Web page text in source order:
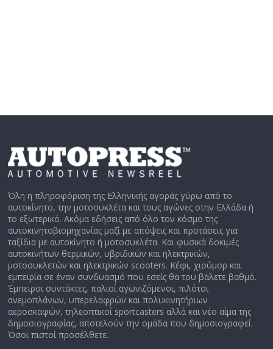
Όλη η πληροφόριση της Ελληνικής αγοράς γύρω από το
αυτοκίνητο, την μοτοσυκλέτα και τους αγώνες στην Ελλάδα ή
το εξωτερικό. Ακόμα εδήσεις από όλο τον κόσμο της
αυτοκινητοβιομηχανίας μαζί με απόψεις και προτάσεις για
ταξίδια με αυτοκίνητο ή μοτοσυκλέτα. Και φυσικά δοκιμές
αυτοκινήτων θερμικών, υβριδικών και ηλεκτρικών,
μοτοσυκλετών και ηλεκτρικών scooters. Κέφι, χιούμορ και
εμπειρία σε έναν συνδυασμό που εσείς θα του βάλετε βαθμό.
Έμπειροι συντάκτες, παλιοί αγωνιζόμενοι, πιλότοι
ανεμοπλάνων, υπερελαφρών και πολυκινητήριων
αεροσκαφών, τηλεοπτικοί sportcasters αλλά και νέο αίμα της
δημοσιογραφίας, αποτελούν την ομάδα που δημοσιογραφεί.
Όσοι πιστοί προσέλθετε.